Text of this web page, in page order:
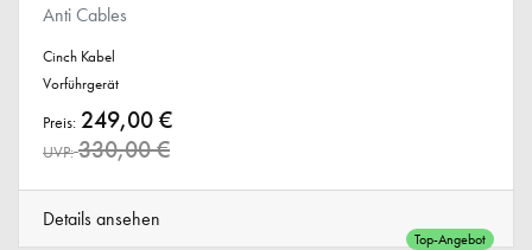
Anti Cables
Cinch Kabel
Vorführgerät
Preis: 249,00 €
UVP: 330,00 €
Details ansehen
Top-Angebot